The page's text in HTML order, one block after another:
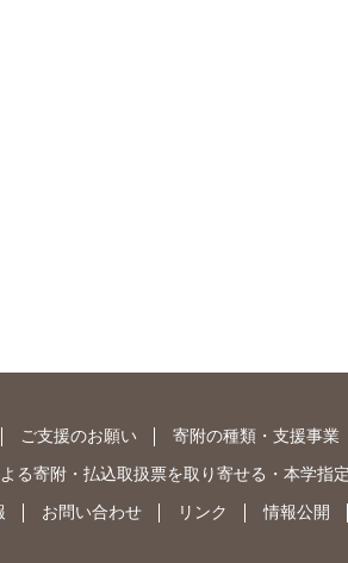
ご支援のお願い 寄附の種類・支援事業
る寄附 ・ 払込取扱票を取り寄せる ・ 本学指
お問い合わせ リンク 情報公開